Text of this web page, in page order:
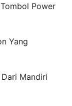
Power
Yang
Mandiri